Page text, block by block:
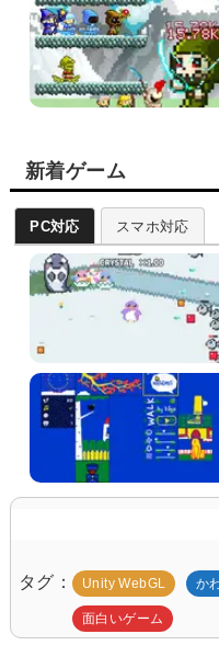
新着ゲーム
PC対応 スマホ対応
タグ Unity WebGL か
面白いゲーム